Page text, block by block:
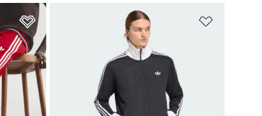
Dodaj do listy życzeń